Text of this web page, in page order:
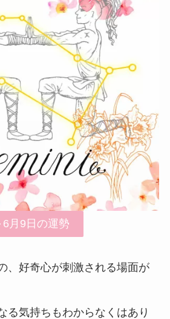
月9日の運勢
、好奇心が刺激される場面が
る気持ちもわからなくはあり